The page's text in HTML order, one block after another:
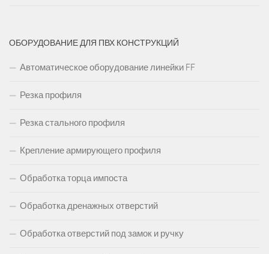
ОБОРУДОВАНИЕ ДЛЯ ПВХ КОНСТРУКЦИЙ
Автоматическое оборудование линейки FF
Резка профиля
Резка стального профиля
Крепление армирующего профиля
Обработка торца импоста
Обработка дренажных отверстий
Обработка отверстий под замок и ручку